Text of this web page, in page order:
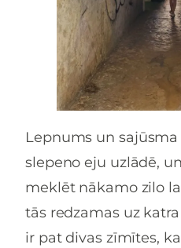
Lepnums un
slepeno eju uzlādē,
meklēt nākamo zilo
tās redzamas uz
ir pat divas zīmītes,